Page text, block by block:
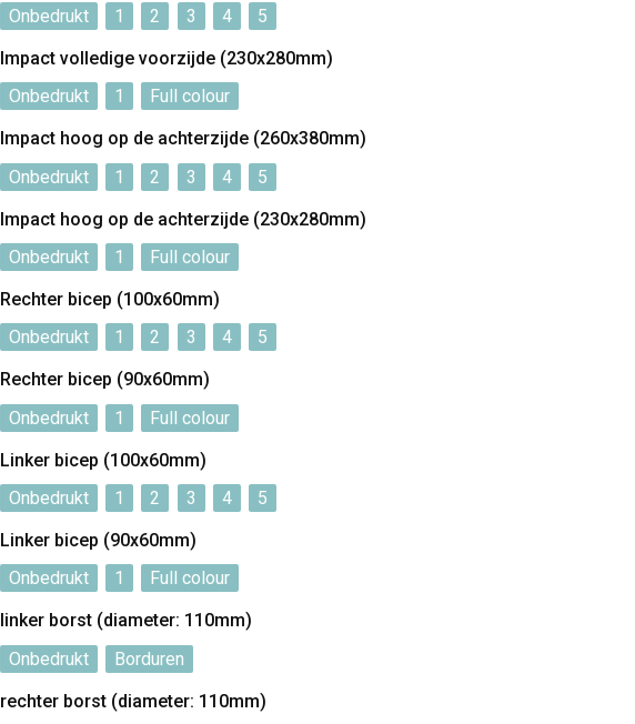
Onbedrukt
1 2 3 4
5
Impact volledige voorzijde (230x280mm)
Onbedrukt
1
Full colour
Impact hoog op de achterzijde (260x380mm)
Onbedrukt
1 2 3 4
5
Impact hoog op de achterzijde (230x280mm)
Onbedrukt
1
Full colour
Rechter bicep (100x60mm)
Onbedrukt
1 2 3 4
5
Rechter bicep (90x60mm)
Onbedrukt
1
Full colour
Linker bicep (100x60mm)
Onbedrukt
1 2 3 4
5
Linker bicep (90x60mm)
Onbedrukt
1
Full colour
linker borst (diameter: 110mm)
Onbedrukt
Borduren
rechter borst (diameter: 110mm)